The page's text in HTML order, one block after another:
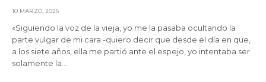
10 MARZO, 2026
«Siguiendo la voz de la vieja, yo me la pasaba ocultando la
parte vulgar de mi cara -quiero decir que desde el día en que,
a los siete años, ella me partió ante el espejo, yo intentaba ser
solamente la…